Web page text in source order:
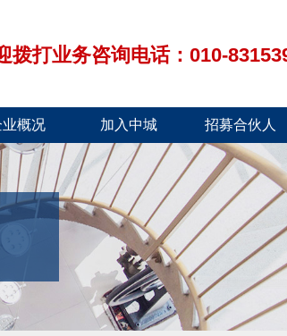
拨打业务咨询电话：010-
业概况 加入中城 招募合伙人